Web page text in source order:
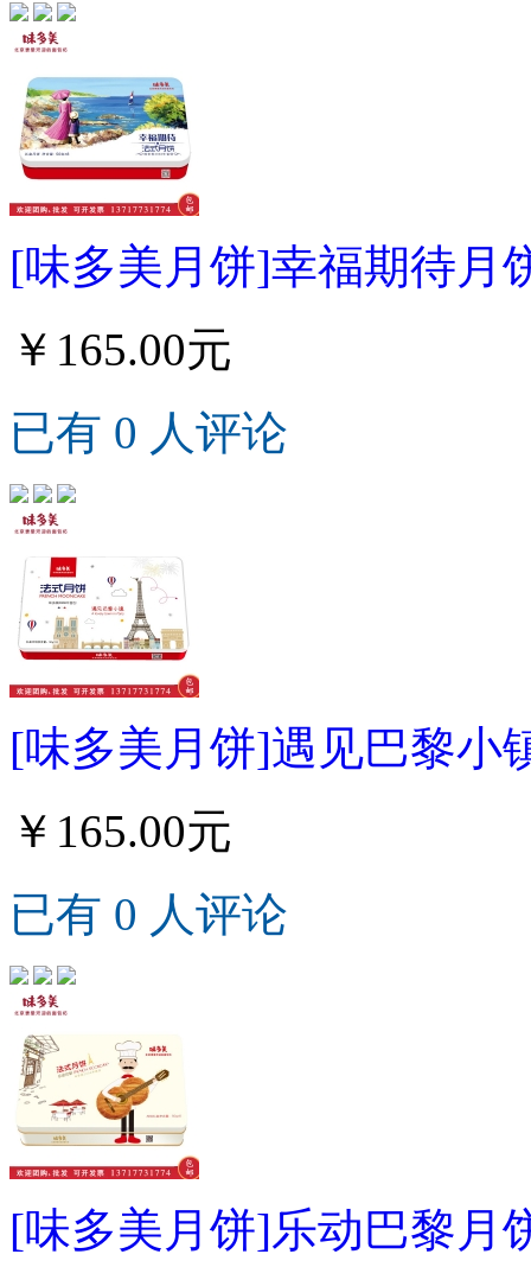
[味多美月饼]幸福期待月
￥165.00元
已有 0 人评论
[味多美月饼]遇见巴黎小
￥165.00元
已有 0 人评论
[味多美月饼]乐动巴黎月